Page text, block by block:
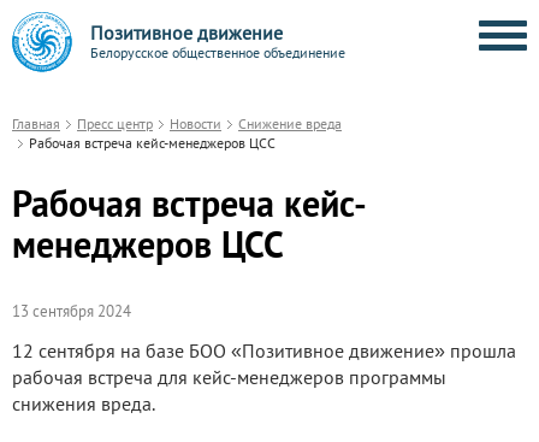
Позитивное движение
Белорусское общественное объединение
Главная Пресс центр Новости
Снижение вреда
Рабочая встреча кейс-менеджеров ЦСС
Рабочая встреча кейс-
менеджеров ЦСС
13 сентября 2024
12 сентября на базе БОО «Позитивное движение» прошла
рабочая встреча для кейс-менеджеров программы
снижения вреда.